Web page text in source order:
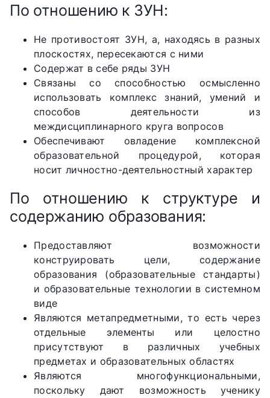
По отношению к ЗУН:
Не противостоят ЗУН, а, находясь в разных
плоскостях, пересекаются с ними
Содержат в себе ряды ЗУН
Связаны со способностью осмысленно
использовать комплекс знаний, умений и
способов деятельности из
междисциплинарного круга вопросов
Обеспечивают овладение комплексной
образовательной процедурой, которая
носит личностно-деятельностный характер
По отношению к структуре и
содержанию образования:
Предоставляют возможности
конструировать цели, содержание
образования (образовательные стандарты)
и образовательные технологии в системном
виде
Являются метапредметными, то есть через
отдельные элементы или целостно
присутствуют в различных учебных
предметах и образовательных областях
Являются многофункциональными,
поскольку дают возможность ученику